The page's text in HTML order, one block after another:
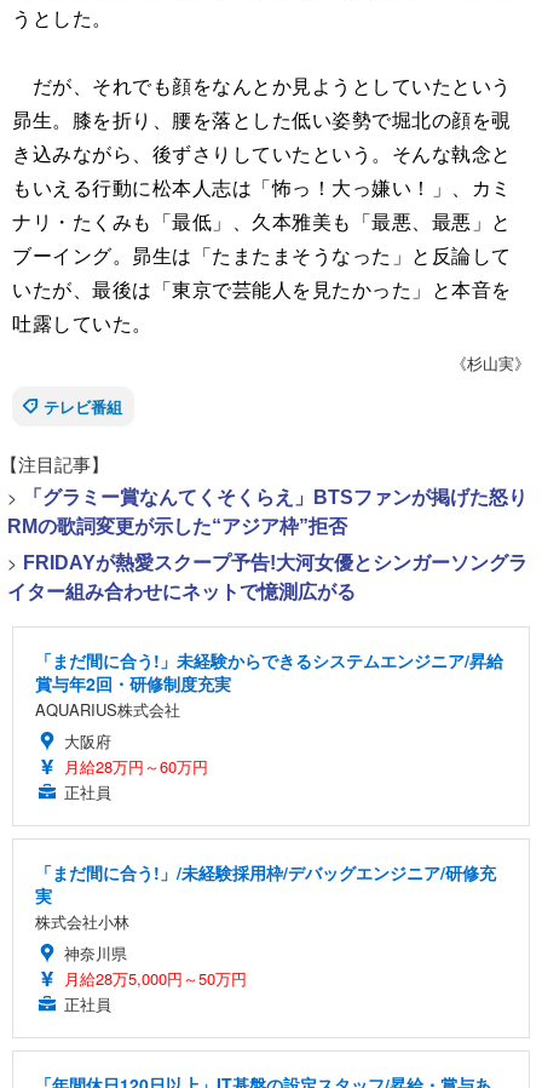
うとした。
だが、それでも顔をなんとか見ようとしていたという
昴生。膝を折り、腰を落とした低い姿勢で堀北の顔を覗
き込みながら、後ずさりしていたという。そんな執念と
もいえる行動に松本人志は「怖っ！大っ嫌い！」、カミ
ナリ・たくみも「最低」、久本雅美も「最悪、最悪」と
ブーイング。昴生は「たまたまそうなった」と反論して
いたが、最後は「東京で芸能人を見たかった」と本音を
吐露していた。
《杉山実》
テレビ番組
【注目記事】
>
「グラミー賞なんてくそくらえ」BTSファンが掲げた怒り
RMの歌詞変更が示した“アジア枠”拒否
> FRIDAYが熱愛スクープ予告!大河女優とシンガーソングラ
イター組み合わせにネットで憶測広がる
「まだ間に合う!」未経験からできるシステムエンジニア/昇給
賞与年2回・研修制度充実
AQUARIUS株式会社
大阪府
月給28万円～60万円
正社員
「まだ間に合う!」/未経験採用枠/デバッグエンジニア/研修充
実
株式会社小林
神奈川県
月給28万5,000円～50万円
正社員